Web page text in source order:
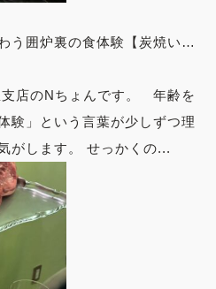
う囲炉裏の食体験【炭焼い…
店のNちょんです。 年齢を
験」という言葉が少しずつ理
がします。 せっかくの...